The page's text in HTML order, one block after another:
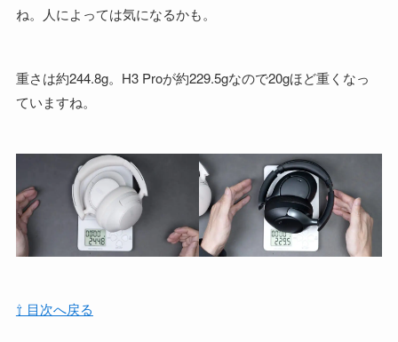
ね。人によっては気になるかも。
重さは約244.8g。H3 Proが約229.5gなので20gほど重くなっ
ていますね。
⇧ 目次へ戻る